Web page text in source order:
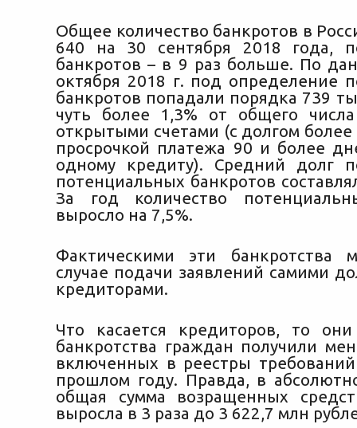
Общее количество банкротов в
640 на 30 сентября 2018 года,
банкротов – в 9 раз больше. По
октября 2018 г. под определение
банкротов попадали порядка 739
чуть более 1,3% от общего
открытыми счетами (с долгом более
просрочкой платежа 90 и более
одному кредиту). Средний долг
потенциальных банкротов
За год количество
выросло на 7,5%.
Фактическими эти банкротства
случае подачи заявлений самими
кредиторами.
Что касается кредиторов, то они
банкротства граждан получили
включенных в реестры
прошлом году. Правда, в
общая сумма возращенных
выросла в 3 раза до 3 622,7 млн